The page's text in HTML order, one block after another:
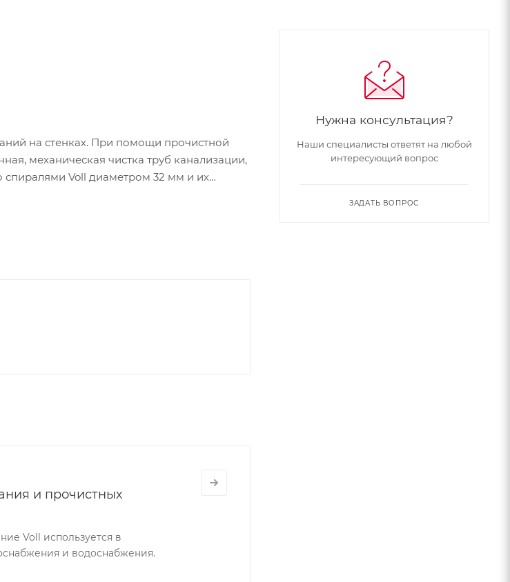
на стенках. При помощи прочистной
механическая чистка труб канализации,
спиралями Voll диаметром 32 мм и их
и прочистных
Voll используется в
и водоснабжения.
Нужна консультация?
Наши специалисты ответят на любой
интересующий вопрос
ЗАДАТЬ ВОПРОС